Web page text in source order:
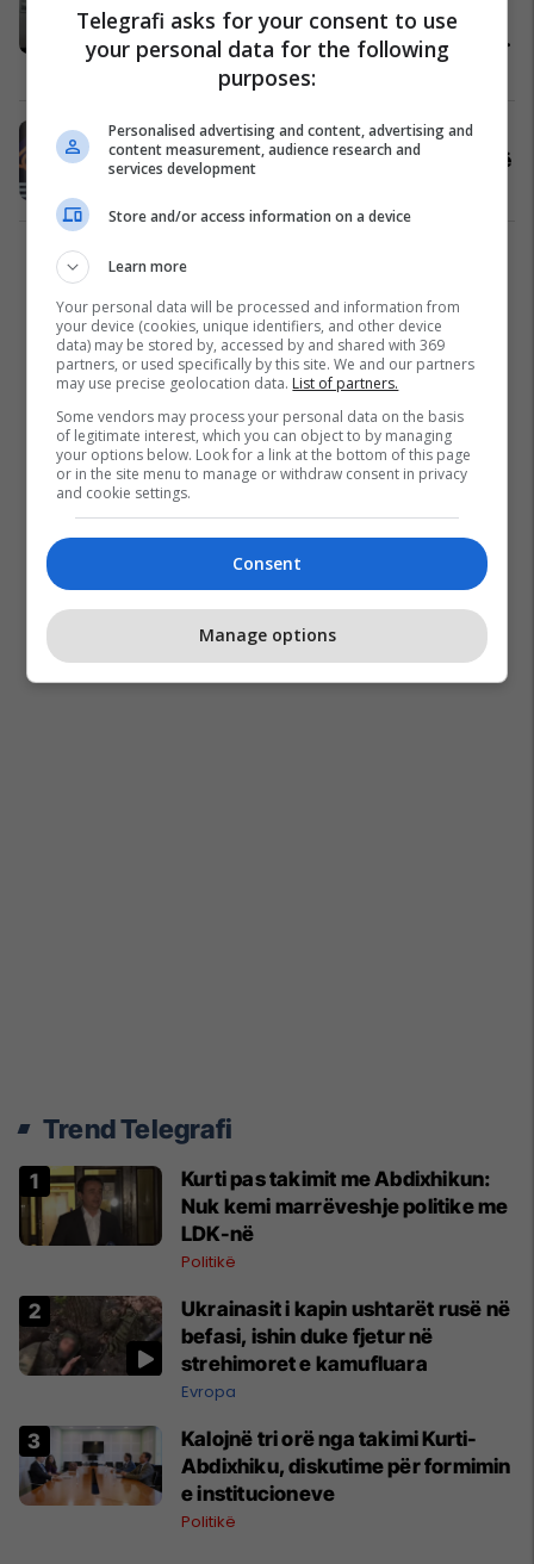
ndihmuar aq shumë ekonominë e
Maqedonisë së Veriut, thotë Iseni i
Antarësia, burim i relevancës së
opinioneve ekonomike të OEMVP-së
Trend Telegrafi
Kurti pas takimit me Abdixhikun:
Nuk kemi marrëveshje politike me
LDK-në
Politikë
Ukrainasit i kapin ushtarët rusë në
befasi, ishin duke fjetur në
strehimoret e kamufluara
Evropa
Kalojnë tri orë nga takimi Kurti-
Abdixhiku, diskutime për formimin
e institucioneve
Politikë
Telegrafi asks for your consent to use
your personal data for the following
purposes:
Personalised advertising and content, advertising and
content measurement, audience research and
services development
Store and/or access information on a device
Learn more
Your personal data will be processed and information from
your device (cookies, unique identifiers, and other device
data) may be stored by, accessed by and shared with 369
partners, or used specifically by this site. We and our partners
may use precise geolocation data. List of partners.
Some vendors may process your personal data on the basis
of legitimate interest, which you can object to by managing
your options below. Look for a link at the bottom of this page
or in the site menu to manage or withdraw consent in privacy
and cookie settings.
Consent
Manage options